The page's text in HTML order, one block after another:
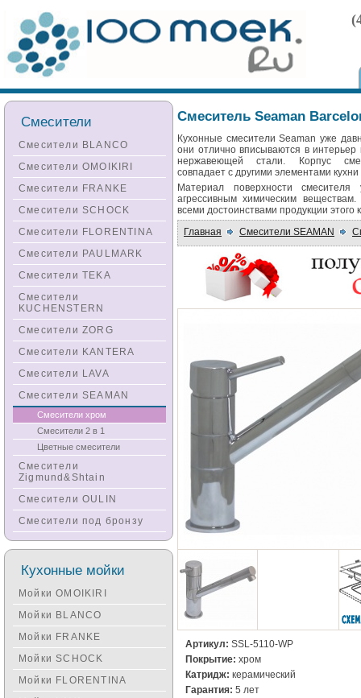
Смеситель Seaman
Кухонные смесители Seaman уже
они отлично вписываются в интерьер
нержавеющей стали. Корпус
совпадает с другими элементами
Материал поверхности
агрессивным химическим
всеми достоинствами продукции этого
Главная
Смесители SEAMAN
Артикул: SSL-5110-WP
Покрытие: хром
Катридж: керамический
Гарантия: 5 лет
Смесители
Смесители BLANCO
Смесители OMOIKIRI
Смесители FRANKE
Смесители SCHOCK
Смесители FLORENTINA
Смесители PAULMARK
Смесители TEKA
Смесители
KUCHENSTERN
Смесители ZORG
Смесители KANTERA
Смесители LAVA
Смесители SEAMAN
Смесители хром
Смесители 2 в 1
Цветные смесители
Смесители
Zigmund&Shtain
Смесители OULIN
Смесители под бронзу
Кухонные мойки
Мойки OMOIKIRI
Мойки BLANCO
Мойки FRANKE
Мойки SCHOCK
Мойки FLORENTINA